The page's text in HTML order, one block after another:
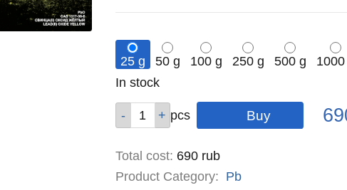
25 g 50 g 100 g 250 g 500 g 1000
Remainder
In stock
pcs pcs
pcs
pcs
pcs
pcs
Total cost: 690 rub
Product Category: Pb